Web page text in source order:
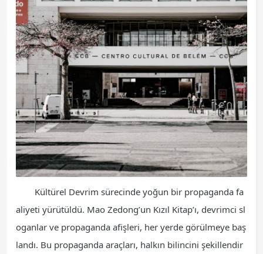
Kültürel Devrim sürecinde yoğun bir propaganda fa
aliyeti yürütüldü. Mao Zedong’un Kızıl Kitap’ı, devrimci sl
oganlar ve propaganda afişleri, her yerde görülmeye baş
landı. Bu propaganda araçları, halkın bilincini şekillendir